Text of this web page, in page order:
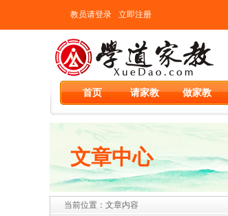
教员请登录 立即注册
首页 请家教 做家教
文章中心
当前位置：文章内容